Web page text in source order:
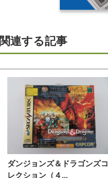
関連する記事
ダンジョンズ＆ドラゴンズコ
レクション（４...